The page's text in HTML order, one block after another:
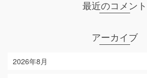
最近のコメント
アーカイブ
2026年8月